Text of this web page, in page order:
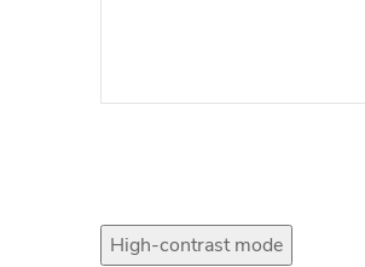
High-contrast mode